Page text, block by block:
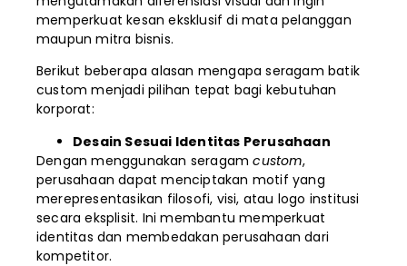
memperkuat kesan eksklusif di mata pelanggan
maupun mitra bisnis.
Berikut beberapa alasan mengapa seragam batik
custom menjadi pilihan tepat bagi kebutuhan
korporat:
Desain Sesuai Identitas Perusahaan
Dengan menggunakan seragamcustom,
perusahaan dapat menciptakan motif yang
merepresentasikan filosofi, visi, atau logo institusi
secara eksplisit. Ini membantu memperkuat
identitas dan membedakan perusahaan dari
kompetitor.